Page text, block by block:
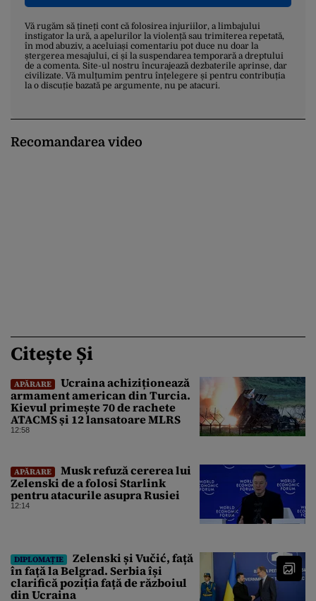
Vă rugăm să țineți cont că folosirea injuriilor, a limbajului
instigator la ură, a apelurilor la violență sau trimiterea repetată,
în mod abuziv, a aceluiași comentariu pot duce nu doar la
ștergerea mesajului, ci și la suspendarea temporară a dreptului
de a comenta. Site-ul nostru încurajează dezbaterile aprinse, dar
civilizate. Vă mulțumim pentru înțelegere și pentru contribuția
la o discuție bazată pe argumente, nu pe atacuri.
Recomandarea video
Citește Și
APĂRARE
Ucraina achiziționează
armament american din Turcia.
Kievul primește 70 de rachete
ATACMS și 12 lansatoare MLRS
12:58
APĂRARE
Musk refuză cererea lui
Zelenski de a folosi Starlink
pentru atacurile asupra Rusiei
12:14
DIPLOMAȚIE
Zelenski și Vučić, față
în față la Belgrad. Serbia își
clarifică poziția față de războiul
din Ucraina